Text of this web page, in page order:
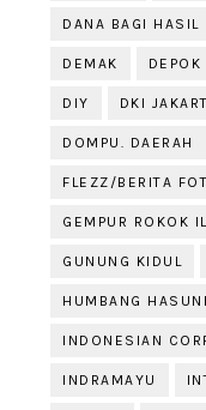
DANA BAGI HASIL
DEMAK DEPOK
DIY DKI
DOMPU. DAERAH
FLEZZ/BERITA
GEMPUR ROKOK
GUNUNG KIDUL
HUMBANG
INDONESIAN
INDRAMAYU